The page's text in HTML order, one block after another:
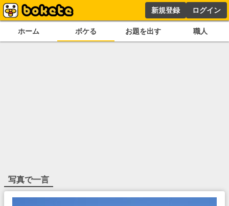
新規登録 ログイン
ホーム ボケる お題を出す 職人
写真で一言